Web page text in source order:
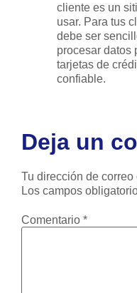
cliente es un
usar. Para tus
debe ser
procesar datos
tarjetas de
confiable.
Deja un
Tu dirección de
Los campos
Comentario *